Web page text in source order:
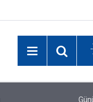
Elektrik